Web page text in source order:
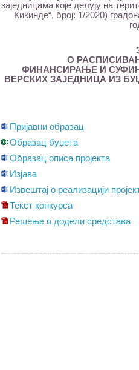
заједницама које делују на
Кикинде“, број: 1/2020)
О
ФИНАНСИРАЊЕ И
ВЕРСКИХ ЗАЈЕДНИЦА ИЗ
Пријавни образац
Образац буџета
Образац описа пројекта
Изјава
Извештај о реализацији
Текст конкурса
Решење о додели средстава